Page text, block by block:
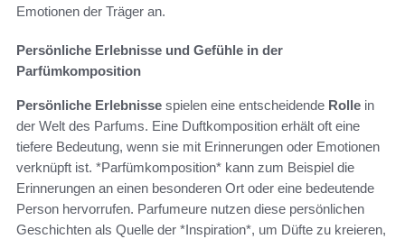
Emotionen der Träger an.
Persönliche Erlebnisse und Gefühle in der
Parfümkomposition
Persönliche Erlebnisse spielen eine entscheidende Rolle in
der Welt des Parfums. Eine Duftkomposition erhält oft eine
tiefere Bedeutung, wenn sie mit Erinnerungen oder Emotionen
verknüpft ist. *Parfümkomposition* kann zum Beispiel die
Erinnerungen an einen besonderen Ort oder eine bedeutende
Person hervorrufen. Parfumeure nutzen diese persönlichen
Geschichten als Quelle der *Inspiration*, um Düfte zu kreieren,